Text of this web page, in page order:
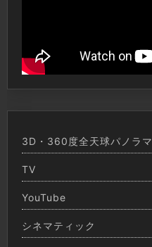
3D・360度全天球パノラマ
TV
YouTube
シネマティック